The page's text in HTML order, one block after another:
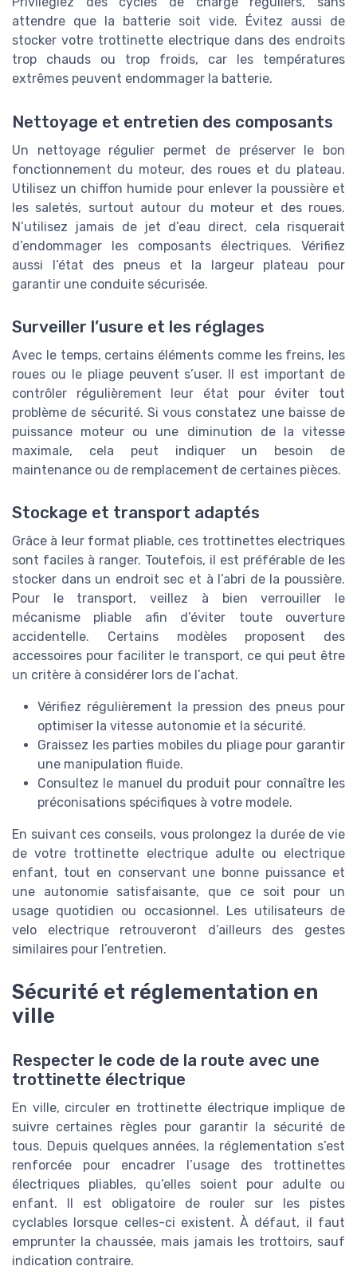
attendre que la batterie soit vide. Évitez aussi de
stocker votre trottinette electrique dans des endroits
trop chauds ou trop froids, car les températures
extrêmes peuvent endommager la batterie.
Nettoyage et entretien des composants
Un nettoyage régulier permet de préserver le bon
fonctionnement du moteur, des roues et du plateau.
Utilisez un chiffon humide pour enlever la poussière et
les saletés, surtout autour du moteur et des roues.
N’utilisez jamais de jet d’eau direct, cela risquerait
d’endommager les composants électriques. Vérifiez
aussi l’état des pneus et la largeur plateau pour
garantir une conduite sécurisée.
Surveiller l’usure et les réglages
Avec le temps, certains éléments comme les freins, les
roues ou le pliage peuvent s’user. Il est important de
contrôler régulièrement leur état pour éviter tout
problème de sécurité. Si vous constatez une baisse de
puissance moteur ou une diminution de la vitesse
maximale, cela peut indiquer un besoin de
maintenance ou de remplacement de certaines pièces.
Stockage et transport adaptés
Grâce à leur format pliable, ces trottinettes electriques
sont faciles à ranger. Toutefois, il est préférable de les
stocker dans un endroit sec et à l’abri de la poussière.
Pour le transport, veillez à bien verrouiller le
mécanisme pliable afin d’éviter toute ouverture
accidentelle. Certains modèles proposent des
accessoires pour faciliter le transport, ce qui peut être
un critère à considérer lors de l’achat.
Vérifiez régulièrement la pression des pneus pour
optimiser la vitesse autonomie et la sécurité.
Graissez les parties mobiles du pliage pour garantir
une manipulation fluide.
Consultez le manuel du produit pour connaître les
préconisations spécifiques à votre modele.
En suivant ces conseils, vous prolongez la durée de vie
de votre trottinette electrique adulte ou electrique
enfant, tout en conservant une bonne puissance et
une autonomie satisfaisante, que ce soit pour un
usage quotidien ou occasionnel. Les utilisateurs de
velo electrique retrouveront d’ailleurs des gestes
similaires pour l’entretien.
Sécurité et réglementation en
ville
Respecter le code de la route avec une
trottinette électrique
En ville, circuler en trottinette électrique implique de
suivre certaines règles pour garantir la sécurité de
tous. Depuis quelques années, la réglementation s’est
renforcée pour encadrer l’usage des trottinettes
électriques pliables, qu’elles soient pour adulte ou
enfant. Il est obligatoire de rouler sur les pistes
cyclables lorsque celles-ci existent. À défaut, il faut
emprunter la chaussée, mais jamais les trottoirs, sauf
indication contraire.